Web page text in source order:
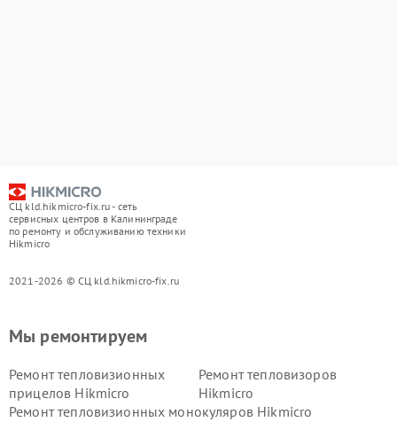
СЦ kld.hikmicro-fix.ru - сеть
сервисных центров в Калининграде
по ремонту и обслуживанию техники
Hikmicro
2021-2026 © СЦ kld.hikmicro-fix.ru
Мы ремонтируем
Ремонт тепловизионных
прицелов Hikmicro
Ремонт тепловизоров
Hikmicro
Ремонт тепловизионных монокуляров Hikmicro